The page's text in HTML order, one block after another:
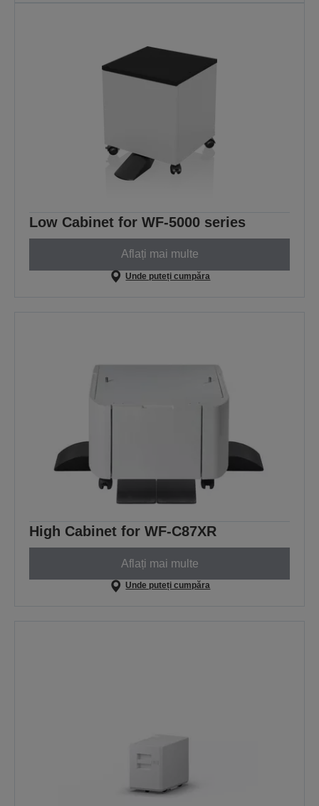
Low Cabinet for WF-5000 series
Aflați mai multe
Unde puteți cumpăra
High Cabinet for WF-C87XR
Aflați mai multe
Unde puteți cumpăra